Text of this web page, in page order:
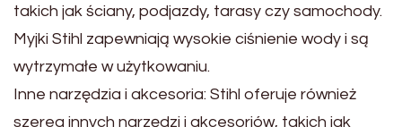
takich jak ściany, podjazdy, tarasy czy samochody.
Myjki Stihl zapewniają wysokie ciśnienie wody i są
wytrzymałe w użytkowaniu.
Inne narzędzia i akcesoria: Stihl oferuje również
szereg innych narzędzi i akcesoriów, takich jak